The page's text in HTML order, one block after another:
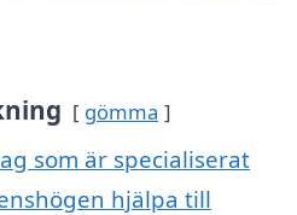
gömma
som är specialiserat
hjälpa till